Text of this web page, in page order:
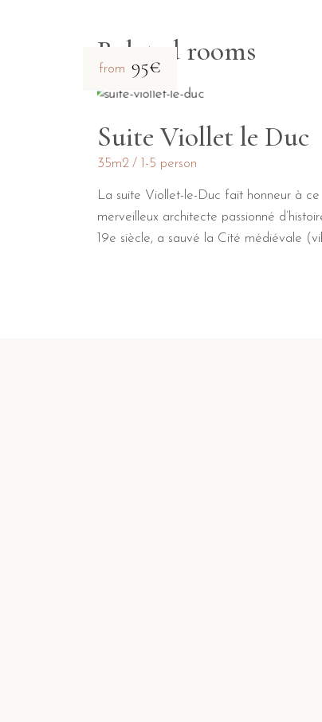
Related rooms
from 95€
Suite Viollet le Duc
35m2 1-5 person
La suite Viollet-le-Duc fait honneur à ce
merveilleux architecte passionné
19e siècle, a sauvé la Cité médiévale